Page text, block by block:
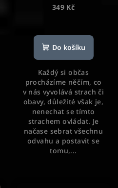
349 Kč
Do košíku
Každý si občas
procházíme něčím, co
v nás vyvolává strach či
obavy, důležité však je,
nenechat se tímto
strachem ovládat. Je
načase sebrat všechnu
odvahu a postavit se
tomu,...